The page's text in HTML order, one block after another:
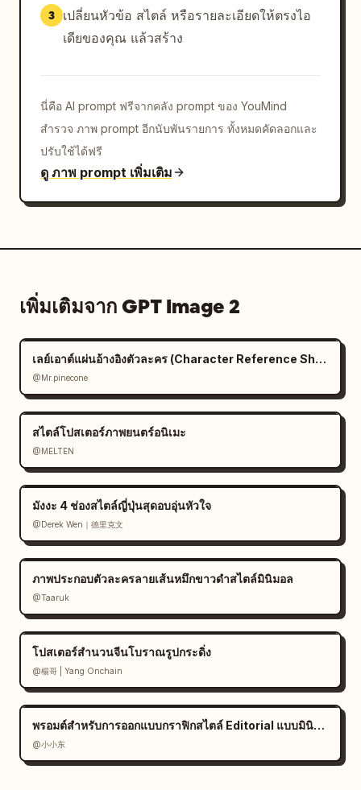
        "title": "7. ถุงเท้าแต่งระบาย",
        "description": "ภาพประกอบถุงเท้าสีขาว
แต่งระบาย",
      {
        "id": "8",
        "title": "8. รองเท้า (ขนาดอ้างอิง)",
สายรัดสีดำ",
        "piece_count": 1
        "title": "ผ้าและอุปกรณ์เสริมที่ใช้",
        "description": "รายการวัสดุและอุปกรณ์
เสริม",
        "elements": [
          {"type": "ตารางผ้า", "rows": 10},
          {"type": "รายการอุปกรณ์เสริม",
"items": 7}
        ]
      },
      {
        "title": "จุดสำคัญในการตัดเย็บ & ภาพ
ตัวอย่างผลงาน",
        "description": "คำแนะนำในการตัดเย็บและ
ภาพถ่ายชุดสำเร็จ",
          {"type": "รายการคำแนะนำ", "count":
"description": "คู่มือการเก็บตะเข็บและการอัดผ้า
กาว"},
4, "poses": ["เต็มตัวด้านหน้า", "ครึ่งตัวด้านหน้า",
"ครึ่งตัวด้านหลัง", "ภาพรายละเอียด"]}
        ]
      }
3
เปลี่ยนหัวข้อ สไตล์ หรือรายละเอียดให้ตรงไอ
เดียของคุณ แล้วสร้าง
นี่คือ AI prompt ฟรีจากคลัง prompt ของ YouMind
สำรวจ ภาพ prompt อีกนับพันรายการ ทั้งหมดคัดลอกและ
ปรับใช้ได้ฟรี
ดู ภาพ prompt เพิ่มเติม
เพิ่มเติมจาก GPT Image 2
เลย์เอาต์แผ่นอ้างอิงตัวละคร (Character Reference Sheet)
@Mr.pinecone
สไตล์โปสเตอร์ภาพยนตร์อนิเมะ
@MELTEN
มังงะ 4 ช่องสไตล์ญี่ปุ่นสุดอบอุ่นหัวใจ
@Derek Wen｜德里克文
ภาพประกอบตัวละครลายเส้นหมึกขาวดำสไตล์มินิมอล
@Taaruk
โปสเตอร์สำนวนจีนโบราณรูปกระดิ่ง
@楊哥 | Yang Onchain
พรอมต์สำหรับการออกแบบกราฟิกสไตล์ Editorial แบบมินิมอล
@小小东